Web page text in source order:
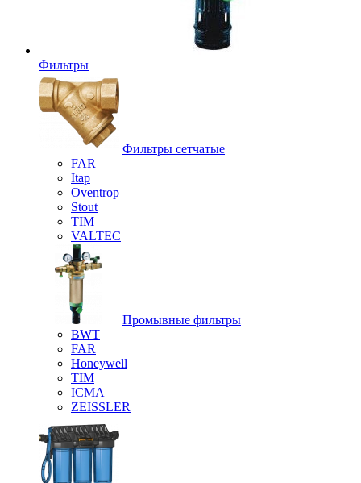
Фильтры
Фильтры сетчатые
FAR
Itap
Oventrop
Stout
TIM
VALTEC
Промывные фильтры
BWT
FAR
Honeywell
TIM
ICMA
ZEISSLER